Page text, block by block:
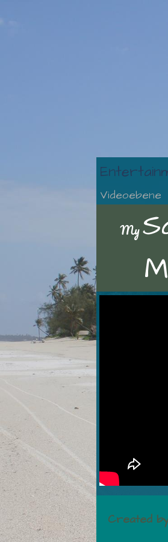
Videoebene
My
Created